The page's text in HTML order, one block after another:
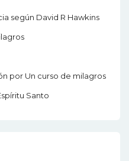
según David R Hawkins
por Un curso de milagros
Santo